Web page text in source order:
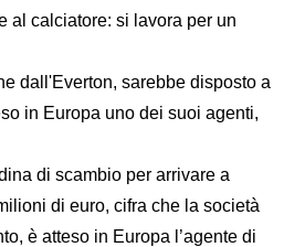
al calciatore: si lavora per un
dall'Everton, sarebbe disposto a
in Europa uno dei suoi agenti,
di scambio per arrivare a
di euro, cifra che la società
è atteso in Europa l’agente di